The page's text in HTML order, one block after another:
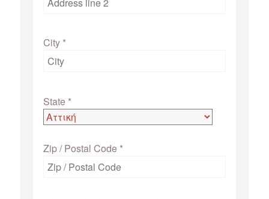
City *
State *
Zip / Postal Code *